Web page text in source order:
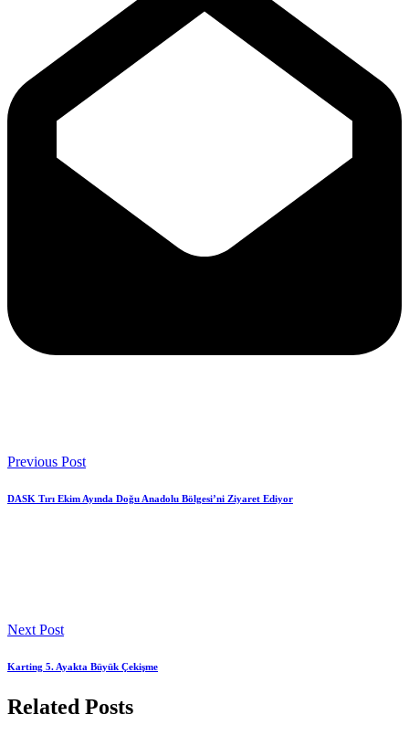
Previous Post
DASK Tırı Ekim Ayında Doğu Anadolu Bölgesi’ni Ziyaret Ediyor
Next Post
Karting 5. Ayakta Büyük Çekişme
Related Posts